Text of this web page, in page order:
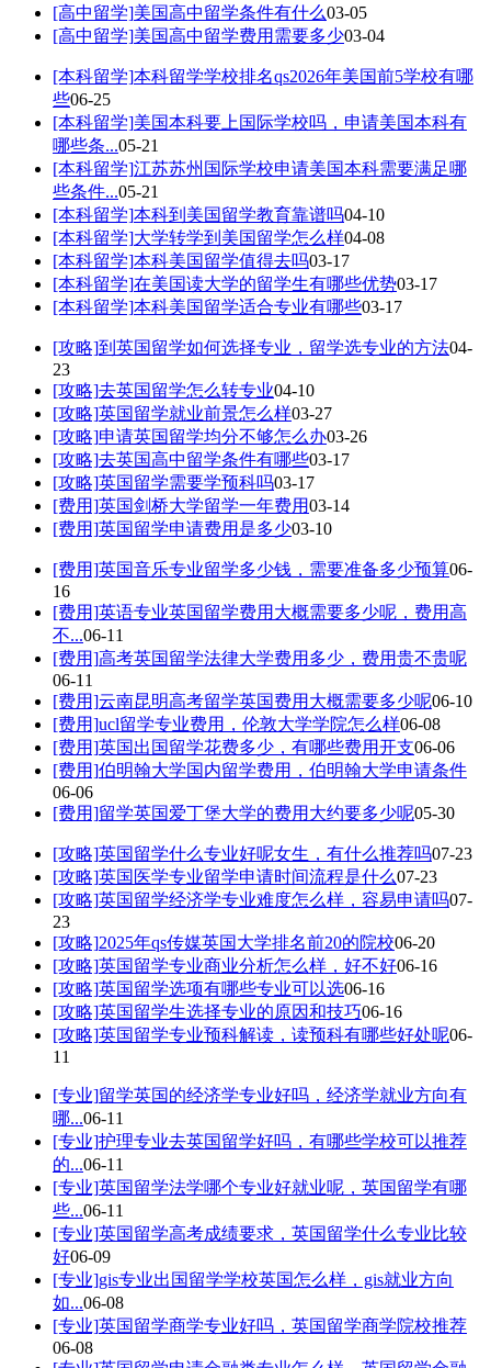
[高中留学]美国高中留学条件有什么03-05
[高中留学]美国高中留学费用需要多少03-04
[本科留学]本科留学学校排名qs2026年美国前5学校有哪
些06-25
[本科留学]美国本科要上国际学校吗，申请美国本科有
哪些条...05-21
[本科留学]江苏苏州国际学校申请美国本科需要满足哪
些条件...05-21
[本科留学]本科到美国留学教育靠谱吗04-10
[本科留学]大学转学到美国留学怎么样04-08
[本科留学]本科美国留学值得去吗03-17
[本科留学]在美国读大学的留学生有哪些优势03-17
[本科留学]本科美国留学适合专业有哪些03-17
[攻略]到英国留学如何选择专业，留学选专业的方法04-
23
[攻略]去英国留学怎么转专业04-10
[攻略]英国留学就业前景怎么样03-27
[攻略]申请英国留学均分不够怎么办03-26
[攻略]去英国高中留学条件有哪些03-17
[攻略]英国留学需要学预科吗03-17
[费用]英国剑桥大学留学一年费用03-14
[费用]英国留学申请费用是多少03-10
[费用]英国音乐专业留学多少钱，需要准备多少预算06-
16
[费用]英语专业英国留学费用大概需要多少呢，费用高
不...06-11
[费用]高考英国留学法律大学费用多少，费用贵不贵呢
06-11
[费用]云南昆明高考留学英国费用大概需要多少呢06-10
[费用]ucl留学专业费用，伦敦大学学院怎么样06-08
[费用]英国出国留学花费多少，有哪些费用开支06-06
[费用]伯明翰大学国内留学费用，伯明翰大学申请条件
06-06
[费用]留学英国爱丁堡大学的费用大约要多少呢05-30
[攻略]英国留学什么专业好呢女生，有什么推荐吗07-23
[攻略]英国医学专业留学申请时间流程是什么07-23
[攻略]英国留学经济学专业难度怎么样，容易申请吗07-
23
[攻略]2025年qs传媒英国大学排名前20的院校06-20
[攻略]英国留学专业商业分析怎么样，好不好06-16
[攻略]英国留学选项有哪些专业可以选06-16
[攻略]英国留学生选择专业的原因和技巧06-16
[攻略]英国留学专业预科解读，读预科有哪些好处呢06-
11
[专业]留学英国的经济学专业好吗，经济学就业方向有
哪...06-11
[专业]护理专业去英国留学好吗，有哪些学校可以推荐
的...06-11
[专业]英国留学法学哪个专业好就业呢，英国留学有哪
些...06-11
[专业]英国留学高考成绩要求，英国留学什么专业比较
好06-09
[专业]gis专业出国留学学校英国怎么样，gis就业方向
如...06-08
[专业]英国留学商学专业好吗，英国留学商学院校推荐
06-08